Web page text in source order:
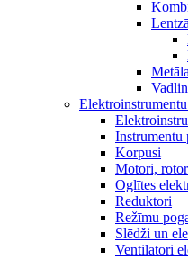
Instrumentu
Korpusi
Motori,
Oglītes
Reduktori
Režīmu
Slēdži un
Ventilatori